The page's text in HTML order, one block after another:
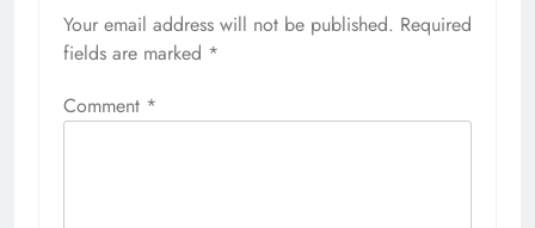
Your email address will not be published. Required
fields are marked *
Comment *